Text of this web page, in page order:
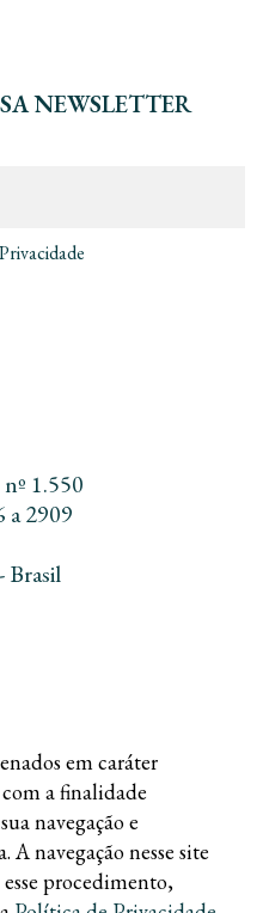
NEWSLETTER
1.550
a 2909
Brasil
em caráter
a finalidade
navegação e
A navegação nesse site
procedimento,